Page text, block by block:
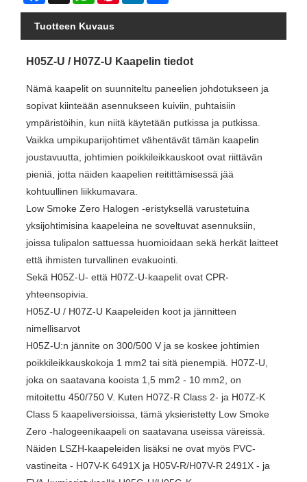
Tuotteen Kuvaus
H05Z-U / H07Z-U Kaapelin tiedot
Nämä kaapelit on suunniteltu paneelien johdotukseen ja
sopivat kiinteään asennukseen kuiviin, puhtaisiin
ympäristöihin, kun niitä käytetään putkissa ja putkissa.
Vaikka umpikuparijohtimet vähentävät tämän kaapelin
joustavuutta, johtimien poikkileikkauskoot ovat riittävän
pieniä, jotta näiden kaapelien reitittämisessä jää
kohtuullinen liikkumavara.
Low Smoke Zero Halogen -eristyksellä varustetuina
yksijohtimisina kaapeleina ne soveltuvat asennuksiin,
joissa tulipalon sattuessa huomioidaan sekä herkät laitteet
että ihmisten turvallinen evakuointi.
Sekä H05Z-U- että H07Z-U-kaapelit ovat CPR-
yhteensopivia.
H05Z-U / H07Z-U Kaapeleiden koot ja jännitteen
nimellisarvot
H05Z-U:n jännite on 300/500 V ja se koskee johtimien
poikkileikkauskokoja 1 mm2 tai sitä pienempiä. H07Z-U,
joka on saatavana kooista 1,5 mm2 - 10 mm2, on
mitoitettu 450/750 V. Kuten H07Z-R Class 2- ja H07Z-K
Class 5 kaapeliversioissa, tämä yksieristetty Low Smoke
Zero -halogeenikaapeli on saatavana useissa väreissä.
Näiden LSZH-kaapeleiden lisäksi ne ovat myös PVC-
vastineita - H07V-K 6491X ja H05V-R/H07V-R 2491X - ja